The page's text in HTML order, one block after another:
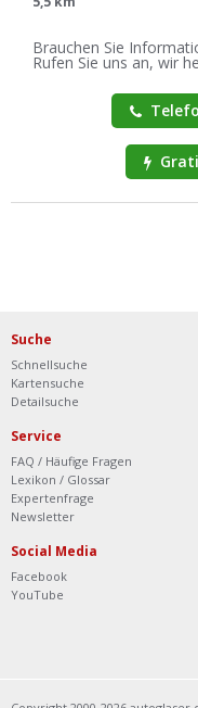
Brauchen Sie
Rufen Sie uns an, wir
Suche
Schnellsuche
Kartensuche
Detailsuche
Service
FAQ / Häufige Fragen
Lexikon / Glossar
Expertenfrage
Newsletter
Social Media
Facebook
YouTube